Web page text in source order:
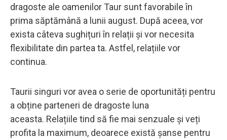
dragoste ale oamenilor Taur sunt favorabile în
prima săptămână a lunii august. După aceea, vor
exista câteva sughițuri în relații și vor necesita
flexibilitate din partea ta. Astfel, relațiile vor
continua.
Taurii singuri vor avea o serie de oportunități pentru
a obține parteneri de dragoste luna
aceasta. Relațiile tind să fie mai senzuale și veți
profita la maximum, deoarece există șanse pentru